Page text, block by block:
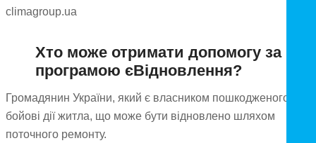
climagroup.ua
Хто може отримати допомогу за
програмою єВідновлення?
Громадянин України, який є власником пошкодженого
бойові дії житла, що може бути відновлено шляхом
поточного ремонту.